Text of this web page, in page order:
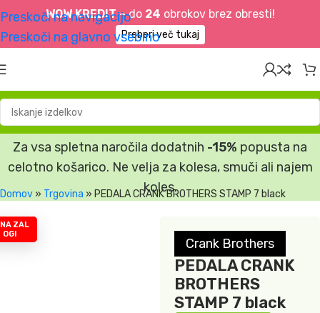
WOW KREDIT –do 24 obrokov brez obresti!
Preberi več tukaj
Preskoči na navigacijo
Preskoči na glavno vsebino
Za vsa spletna naročila dodatnih -15% popusta na
celotno košarico. Ne velja za kolesa, smuči ali najem
koles.
Domov » Trgovina » PEDALA CRANK BROTHERS STAMP 7 black
ZAL
OGI
Crank Brothers
PEDALA CRANK
BROTHERS
STAMP 7 black